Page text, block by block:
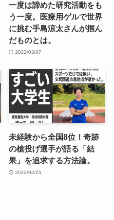
一度は諦めた研究活動をも
う一度。医療用ゲルで世界
に挑む手島涼太さんが掴ん
だものとは。
2022/03/07
未経験から全国8位！奇跡
の槍投げ選手が語る「結
果」を追求する方法論。
2022/02/25